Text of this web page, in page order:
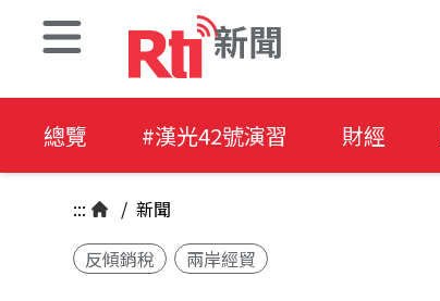
新聞
總覽 #漢光42號演習 財經
::: / 新聞
反傾銷稅
兩岸經貿